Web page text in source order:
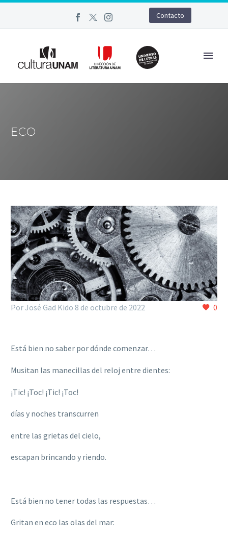
Contacto
ECO
0
Por José Gad Kido 8 de octubre de 2022
Está bien no saber por dónde comenzar…
Musitan las manecillas del reloj entre dientes:
¡Tic! ¡Toc! ¡Tic! ¡Toc!
días y noches transcurren
entre las grietas del cielo,
escapan brincando y riendo.
Está bien no tener todas las respuestas…
Gritan en eco las olas del mar: